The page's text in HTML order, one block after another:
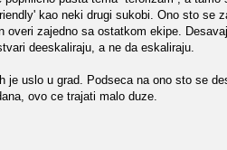
kao neki drugi sukobi. Ono sto se
zajedno sa ostatkom ekipe.
deeskaliraju, a ne da eskaliraju.
je uslo u grad. Podseca na ono sto se
ovo ce trajati malo duze.